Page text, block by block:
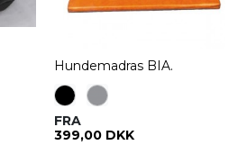
Hundemadras BIA.
FRA
399,00 DKK